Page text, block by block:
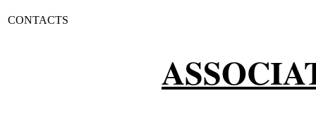
CONTACTS